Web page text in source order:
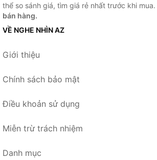
thể so sánh giá, tìm giá rẻ nhất trước khi mua.
bán hàng.
VỀ NGHE NHÌN AZ
Giới thiệu
Chính sách bảo mật
Điều khoản sử dụng
Miễn trừ trách nhiệm
Danh mục